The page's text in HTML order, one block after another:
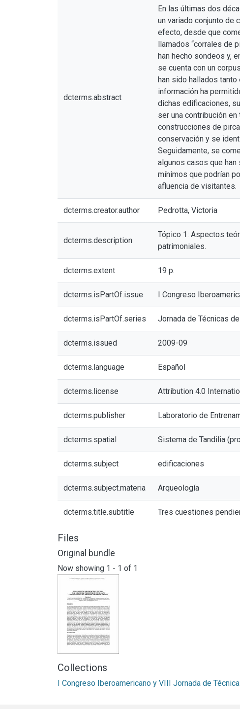
dcterms.abstract
En las últimas dos
un variado conjunto de
efecto, desde que
llamados “corrales de
han hecho sondeos y,
se cuenta con un
han sido hallados
información ha
dichas edificaciones,
ser una contribución
construcciones de
conservación y se
Seguidamente, se
algunos casos que
mínimos que podrían
afluencia de visitantes.
dcterms.creator.author Pedrotta, Victoria
dcterms.description
Tópico 1: Aspectos
patrimoniales.
dcterms.extent 19 p.
dcterms.isPartOf.issue I Congreso
dcterms.isPartOf.series Jornada de Técnicas
dcterms.issued 2009-09
dcterms.language Español
dcterms.license Attribution 4.0
dcterms.publisher Laboratorio de
dcterms.spatial Sistema de Tandilia
dcterms.subject edificaciones
dcterms.subject.materia Arqueología
dcterms.title.subtitle Tres cuestiones
Files
Original bundle
Now showing 1 - 1 of 1
Collections
I Congreso Iberoamericano y VIII Jornada de